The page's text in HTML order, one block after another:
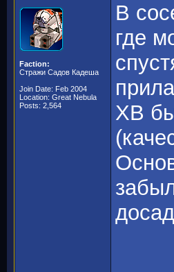
Faction:
Стражи Садов Кадеша
Join Date: Feb 2004
Location: Great Nebula
Posts: 2,564
В
где
ХВ